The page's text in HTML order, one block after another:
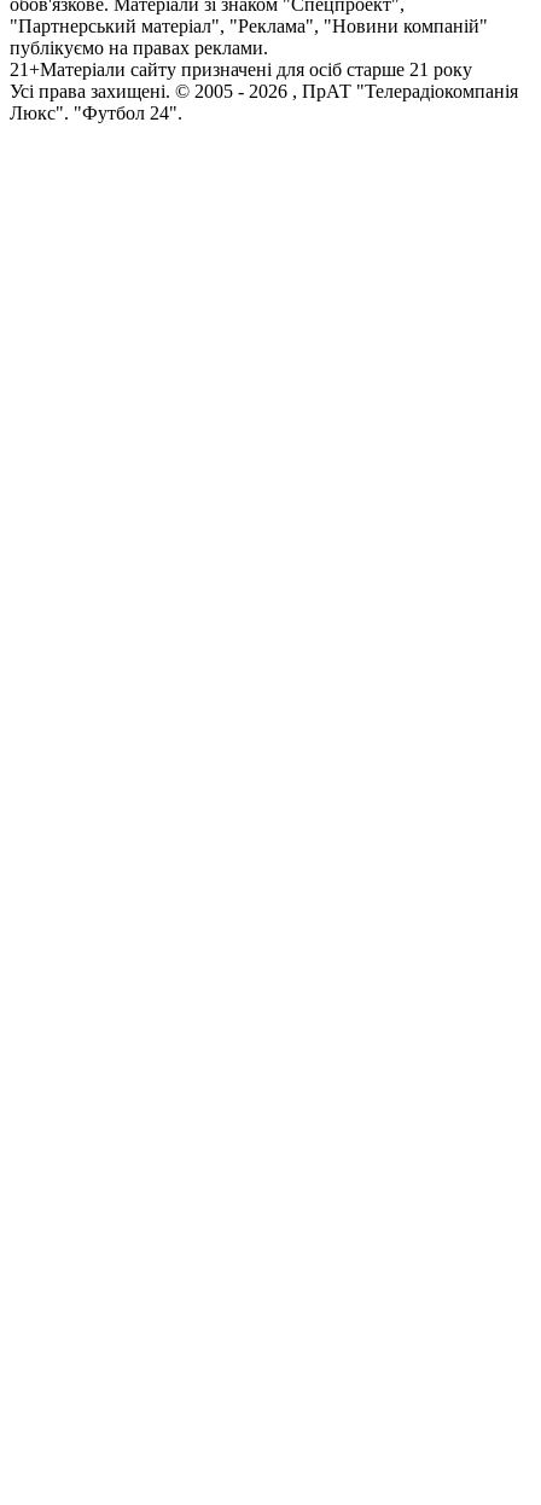
обов'язкове. Матеріали зі знаком "Спецпроект",
"Партнерський матеріал", "Реклама", "Новини компаній"
публікуємо на правах реклами.
21+Матеріали сайту призначені для осіб старше 21 року
Усi права захищенi. © 2005 - 2026 , ПрАТ "Телерадіокомпанія
Люкс". "Футбол 24".